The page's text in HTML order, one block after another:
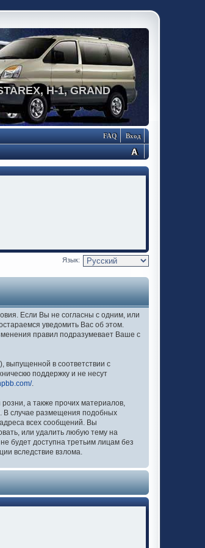
H-1, GRAND
Вход
FAQ
Язык:
Если Вы не согласны с одним, или
уведомить Вас об этом.
правил подразумевает Ваше с
выпущенной в соответствии с
поддержку и не несут
.
а также прочих материалов,
В случае размещения подобных
всех сообщений. Вы
или удалить любую тему на
будет доступна третьим лицам без
вследствие взлома.